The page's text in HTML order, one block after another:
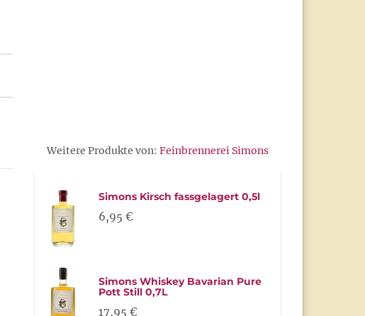
Weitere Produkte von: Feinbrennerei Simons
Simons Kirsch fassgelagert 0,5l
6,95 €
Simons Whiskey Bavarian Pure
Pott Still 0,7L
17,95 €